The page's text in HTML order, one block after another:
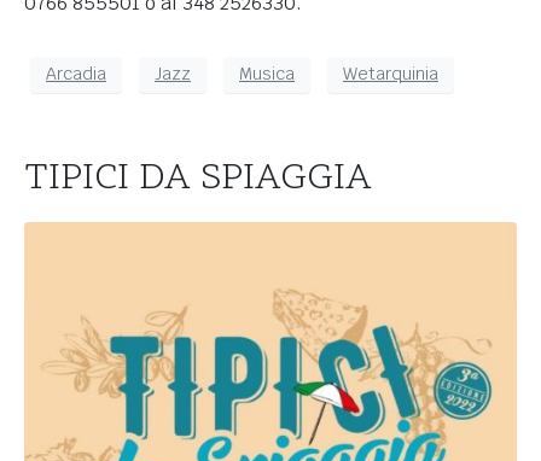
Arcadia Jazz Musica Wetarquinia
TIPICI DA SPIAGGIA